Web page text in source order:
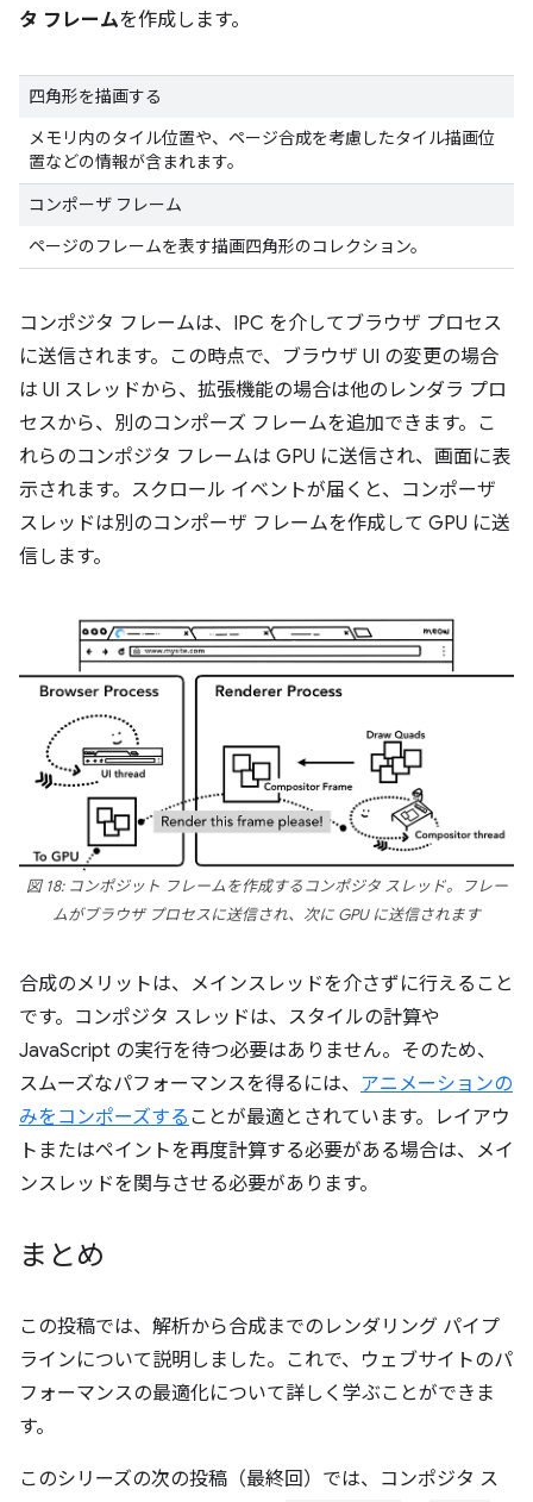
タ フレームを作成します。
四角形を描画する
メモリ内のタイル位置や、ページ合成を考慮したタイル描画位
置などの情報が含まれます。
コンポーザ フレーム
ページのフレームを表す描画四角形のコレクション。
コンポジタ フレームは、IPC を介してブラウザ プロセス
に送信されます。この時点で、ブラウザ UI の変更の場合
は UI スレッドから、拡張機能の場合は他のレンダラ プロ
セスから、別のコンポーズ フレームを追加できます。こ
れらのコンポジタ フレームは GPU に送信され、画面に表
示されます。スクロール イベントが届くと、コンポーザ
スレッドは別のコンポーザ フレームを作成して GPU に送
信します。
図 18: コンポジット フレームを作成するコンポジタ スレッド。フレー
ムがブラウザ プロセスに送信され、次に GPU に送信されます
合成のメリットは、メインスレッドを介さずに行えること
です。コンポジタ スレッドは、スタイルの計算や
JavaScript の実行を待つ必要はありません。そのため、
スムーズなパフォーマンスを得るには、 アニメーションの
みをコンポーズする ことが最適とされています。レイアウ
トまたはペイントを再度計算する必要がある場合は、メイ
ンスレッドを関与させる必要があります。
まとめ
この投稿では、解析から合成までのレンダリング パイプ
ラインについて説明しました。これで、ウェブサイトのパ
フォーマンスの最適化について詳しく学ぶことができま
す。
このシリーズの次の投稿（最終回）では、コンポジタ ス